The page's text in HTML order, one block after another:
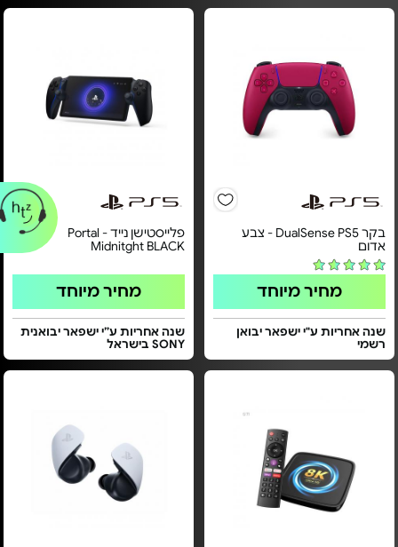
בקר DualSense PS5 - צבע
אדום
מחיר מיוחד
שנה אחריות ע"י ישפאר יבואן
רשמי
פלייסטישן נייד - Portal
Midnitght BLACK
מחיר מיוחד
שנה אחריות ע”י ישפאר יבואנית
SONY בישראל